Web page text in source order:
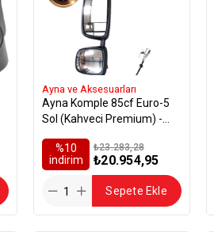
Ayna ve Aksesuarları
Ayna Komple 85cf Euro-5
Sol (Kahveci Premium) -
%10
i̇ndirim
₺20.954,95
₺23.283,28
Sepete Ekle